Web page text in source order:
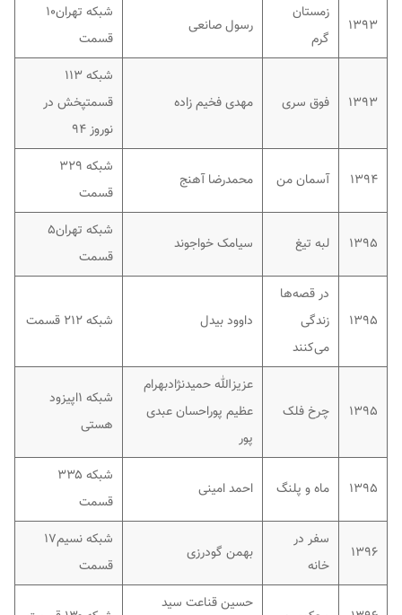
۱۳۹۳
زمستان
گرم
رسول صانعی
شبکه تهران۱۰
قسمت
۱۳۹۳ فوق سری مهدی فخیم زاده
شبکه ۱۱۳
قسمتپخش در
نوروز ۹۴
۱۳۹۴ آسمان من محمدرضا آهنج
شبکه ۳۲۹
قسمت
۱۳۹۵ لبه تیغ سیامک خواجوند
شبکه تهران۵
قسمت
۱۳۹۵
در قصه‌ها
زندگی
می‌کنند
داوود بیدل شبکه ۲۱۲ قسمت
۱۳۹۵ چرخ فلک
عزیزالله حمیدنژادبهرام
عظیم پوراحسان عبدی
پور
شبکه ۱اپیزود
هستی
۱۳۹۵ ماه و پلنگ احمد امینی
شبکه ۳۳۵
قسمت
۱۳۹۶
سفر در
خانه
بهمن گودرزی
شبکه نسیم۱۷
قسمت
حسین قناعت سید